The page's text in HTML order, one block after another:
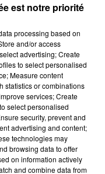
FEMME ET
après avoir
de trois mois
est notre priorité
processing based on
and/or access
advertising; Create
to select personalised
Measure content
statistics or combinations
services; Create
select personalised
security, prevent and
advertising and content;
technologies may
browsing data to offer
on information actively
and combine data from